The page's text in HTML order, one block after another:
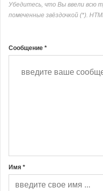
Убедитесь, что Вы ввели всю
помеченные звёздочкой (*).
Сообщение *
Имя *